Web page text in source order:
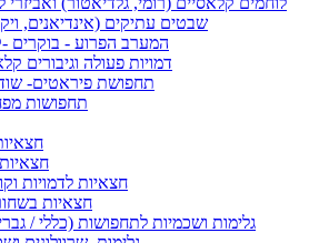
שבטים עתיקים (אינדיאנים,
המערב הפרוע - בוקרים -
דמויות פעולה וגיבורים
תחפושת פיראטים-
תחפושות
חצאיות לדמויות
חצאיות
גלימות ושכמיות לתחפושות (כללי /